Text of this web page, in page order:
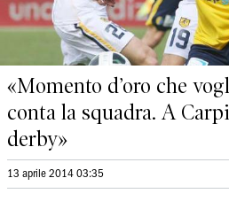
«Momento d’oro che
conta la squadra. A
derby»
13 aprile 2014 03:35